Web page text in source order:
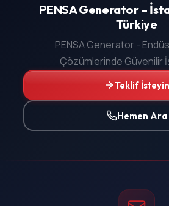
PENSA Generator –
Türkiye
PENSA Generator -
Çözümlerinde Güvenilir
Teklif İsteyin
Hemen Ara